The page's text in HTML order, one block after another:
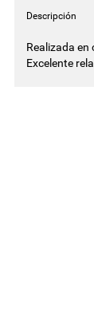
Descripción
Realizada en
Excelente